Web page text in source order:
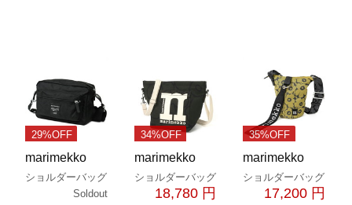
29%OFF
marimekko
ショルダーバッグ
Soldout
34%OFF
marimekko
ショルダーバッグ
18,780 円
35%OFF
marimekko
ショルダーバッグ
17,200 円